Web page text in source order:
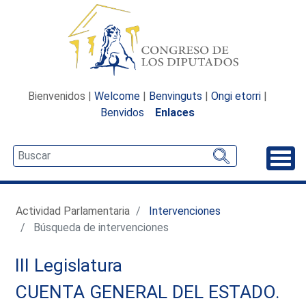
Bienvenidos | Welcome | Benvinguts | Ongi etorri |
Benvidos
Enlaces
Actividad Parlamentaria
Intervenciones
Búsqueda de intervenciones
III Legislatura
CUENTA GENERAL DEL ESTADO.